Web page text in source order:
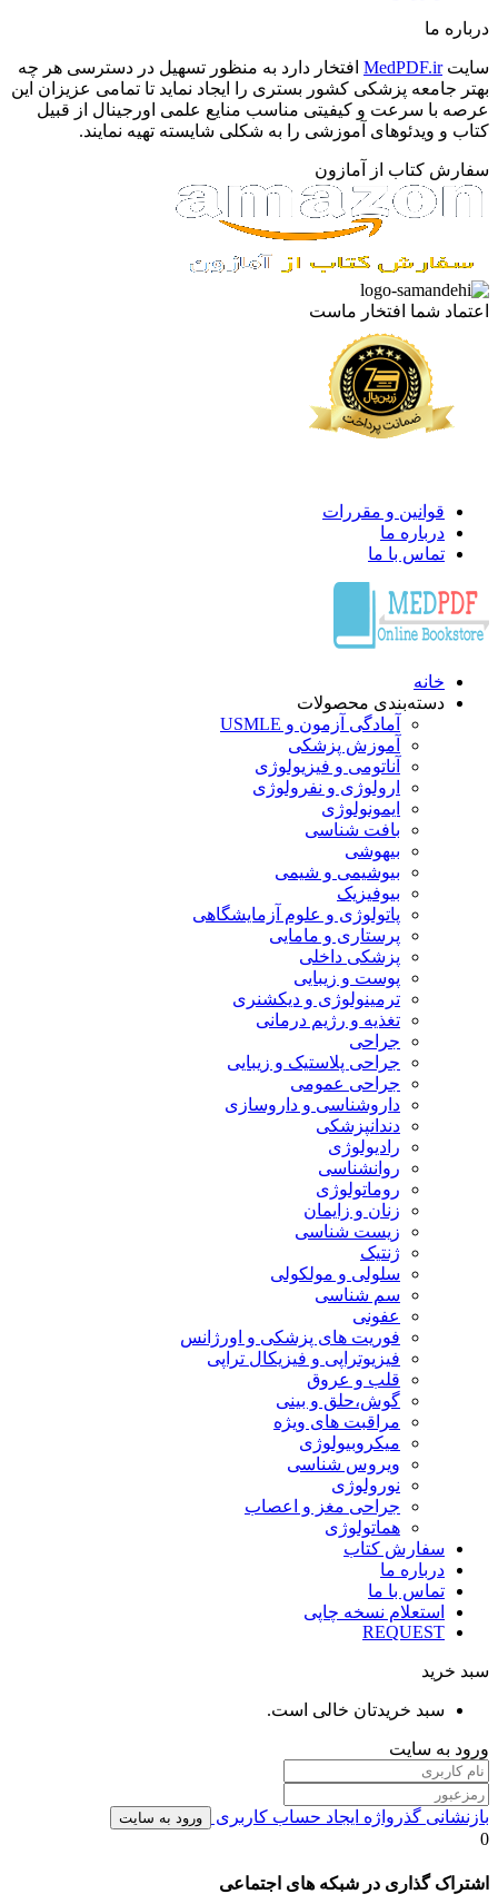
درباره ما
سایتMedPDF.ir افتخار دارد به منظور تسهیل در دسترسی هر چه
بهتر جامعه پزشکی کشور بستری را ایجاد نماید تا تمامی عزیزان این
عرصه با سرعت و کیفیتی مناسب منایع علمی اورجینال از قبیل
کتاب و ویدئوهای آموزشی را به شکلی شایسته تهیه نمایند.
سفارش کتاب از آمازون
اعتماد شما افتخار ماست
قوانین و مقررات
درباره ما
تماس با ما
خانه
دسته‌بندی محصولات
آمادگی آزمون و USMLE
آموزش پزشکی
آناتومی و فیزیولوژی
ارولوژی و نفرولوژی
ایمونولوژی
بافت شناسی
بیهوشی
بیوشیمی و شیمی
بیوفیزیک
پاتولوژی و علوم آزمایشگاهی
پرستاری و مامایی
پزشکی داخلی
پوست و زیبایی
ترمینولوژی و دیکشنری
تغذیه و رژیم درمانی
جراحی
جراحی پلاستیک و زیبایی
جراحی عمومی
داروشناسی و داروسازی
دندانپزشکی
رادیولوژی
روانشناسی
روماتولوژی
زنان و زایمان
زیست شناسی
ژنتیک
سلولی و مولکولی
سم شناسی
عفونی
فوریت های پزشکی و اورژانس
فیزیوتراپی و فیزیکال تراپی
قلب و عروق
گوش،حلق و بینی
مراقبت های ویژه
میکروبیولوژی
ویروس شناسی
نورولوژی
جراحی مغز و اعصاب
هماتولوژی
سفارش کتاب
درباره ما
تماس با ما
استعلام نسخه چاپی
REQUEST
سبد خرید
سبد خریدتان خالی است.
ورود به سایت
بازنشانی گذرواژه ایجاد حساب کاربری ورود به سایت
0
اشتراک گذاری در شبکه های اجتماعی